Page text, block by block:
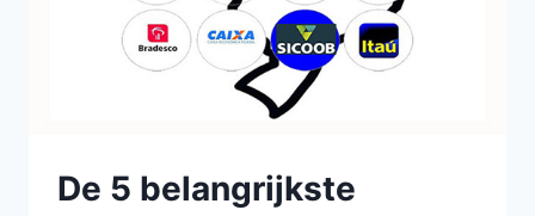
De 5 belangrijkste